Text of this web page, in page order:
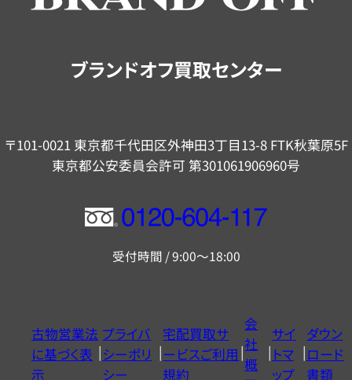
ブランドオフ買取センター
〒101-0021 東京都千代田区外神田3丁目13-8 FTK秋葉原5F
東京都公安委員会許可 第301061906960号
フ
ー
ヤ
ル
受付時間 / 9:00～18:00
古物営業法
に基づく表
示
プライバ
シーポリ
シー
宅配買取サ
ービスご利用
規約
会
社
概
サイ
トマ
ップ
ダウン
ロード
書類